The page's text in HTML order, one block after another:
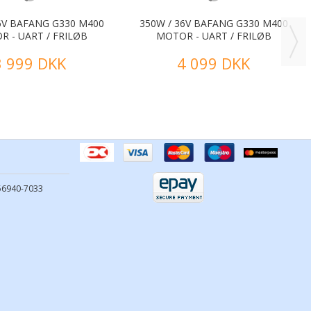
BAFANG G330 M400
- UART / FRILØB
999 DKK
350W / 36V BAFANG G330 M400
MOTOR - UART / FRILØB
4 099 DKK
7033